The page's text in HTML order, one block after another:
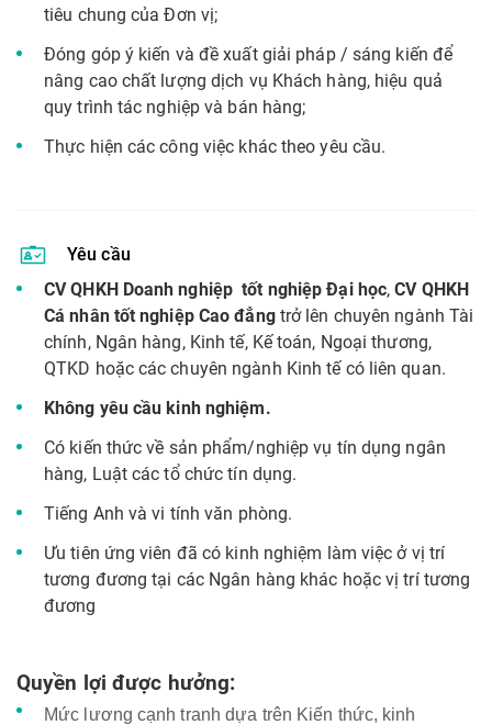
tiêu chung của Đơn vị;
Đóng góp ý kiến và đề xuất giải pháp / sáng kiến để
nâng cao chất lượng dịch vụ Khách hàng, hiệu quả
quy trình tác nghiệp và bán hàng;
Thực hiện các công việc khác theo yêu cầu.
Yêu cầu
CV QHKH Doanh nghiệp tốt nghiệp Đại học,CV QHKH
Cá nhân tốt nghiệp Cao đẳngtrở lên chuyên ngành Tài
chính, Ngân hàng, Kinh tế, Kế toán, Ngoại thương,
QTKD hoặc các chuyên ngành Kinh tế có liên quan.
Không yêu cầu kinh nghiệm.
Có kiến thức về sản phẩm/nghiệp vụ tín dụng ngân
hàng, Luật các tổ chức tín dụng.
Tiếng Anh và vi tính văn phòng.
Ưu tiên ứng viên đã có kinh nghiệm làm việc ở vị trí
tương đương tại các Ngân hàng khác hoặc vị trí tương
đương
Quyền lợi được hưởng:
Mức lương cạnh tranh dựa trên Kiến thức, kinh